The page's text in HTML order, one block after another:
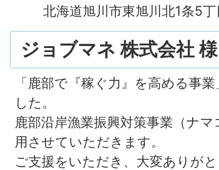
北海道旭川市東旭川北1条5
ジョブマネ 株式会社 様
「鹿部で『稼ぐ力』を高める事
した。
鹿部沿岸漁業振興対策事業（ナ
用させていただきます。
ご支援をいただき、大変ありが